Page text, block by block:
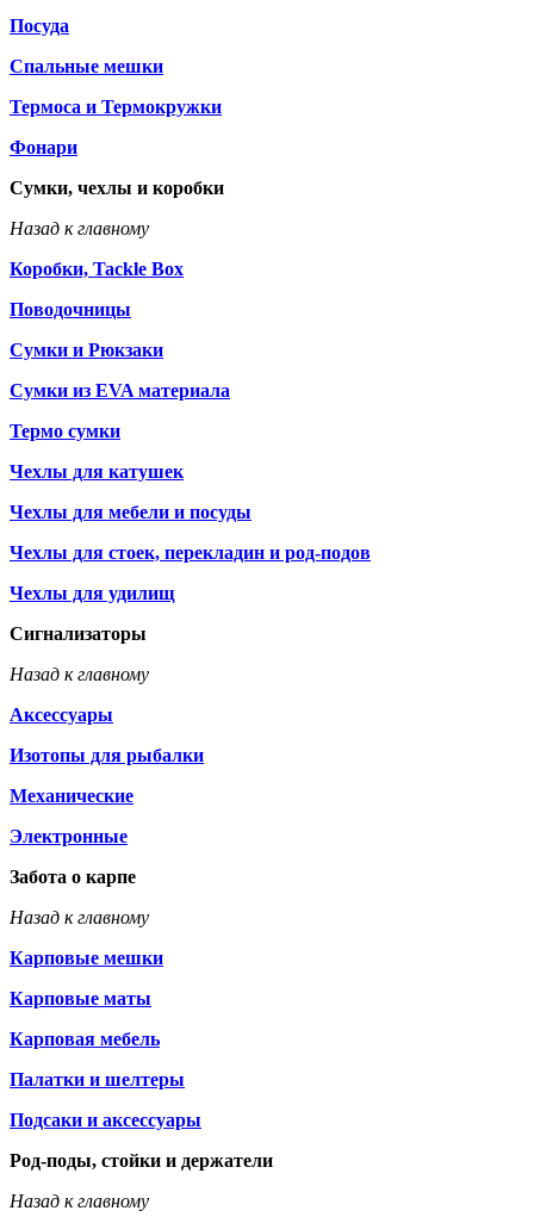
Посуда
Спальные мешки
Термоса и Термокружки
Фонари
Сумки, чехлы и коробки
Назад к главному
Коробки, Tackle Box
Поводочницы
Сумки и Рюкзаки
Сумки из EVA материала
Термо сумки
Чехлы для катушек
Чехлы для мебели и посуды
Чехлы для стоек, перекладин и род-подов
Чехлы для удилищ
Сигнализаторы
Назад к главному
Аксессуары
Изотопы для рыбалки
Механические
Электронные
Забота о карпе
Назад к главному
Карповые мешки
Карповые маты
Карповая мебель
Палатки и шелтеры
Подсаки и аксессуары
Род-поды, стойки и держатели
Назад к главному